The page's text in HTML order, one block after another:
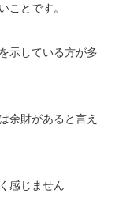
ことです。
示している方が多
余財があると言え
感じません